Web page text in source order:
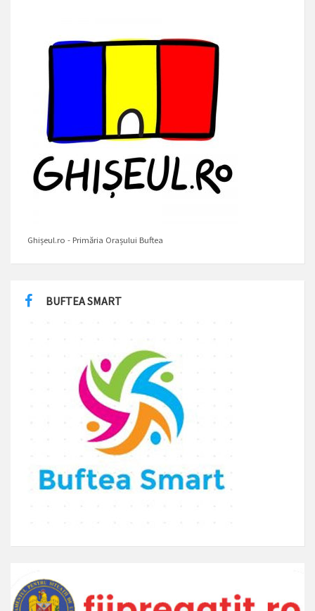
Ghișeul.ro - Primăria Orașului Buftea
BUFTEA SMART